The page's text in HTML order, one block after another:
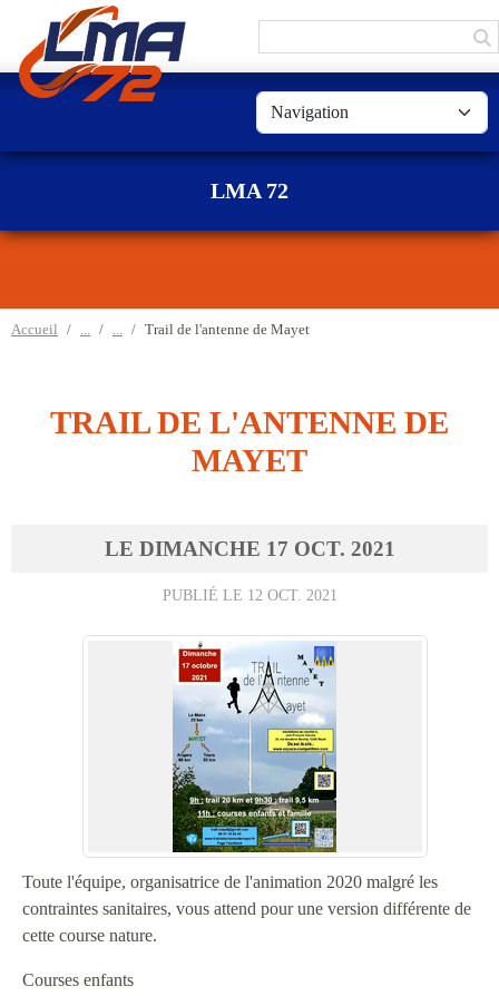
LMA 72
Accueil Trail de l'antenne de Mayet
TRAIL DE L'ANTENNE DE
MAYET
LE DIMANCHE 17 OCT. 2021
PUBLIÉ LE 12 OCT. 2021
Toute l'équipe, organisatrice de l'animation 2020 malgré les
contraintes sanitaires, vous attend pour une version différente de
cette course nature.
Courses enfants
Panneau de gestion des cookies